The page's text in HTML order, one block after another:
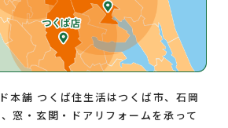
本舗 つくば住生活はつくば市、石岡
窓・玄関・ドアリフォームを承って